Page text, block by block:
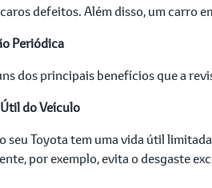
defeitos. Além disso, um carro
Periódica
dos principais benefícios que a
do Veículo
seu Toyota tem uma vida útil
por exemplo, evita o desgaste